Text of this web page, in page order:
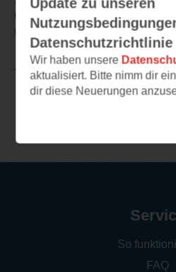
und weckt das Interesse. Ich
gerne weiter lesen.
TEILEN
Update zu unseren
Datenschutzrichtlinie
Wir haben unsere
aktualisiert. Bitte nimm dir
dir diese Neuerungen
So
FAQ